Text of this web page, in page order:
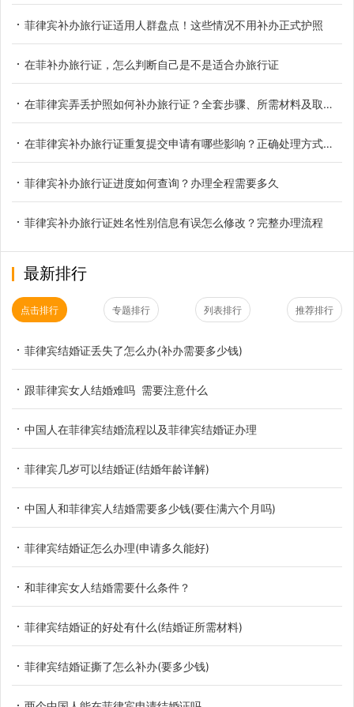
菲律宾补办旅行证适用人群盘点！这些情况不用补办正式护照
在菲补办旅行证，怎么判断自己是不是适合办旅行证
在菲律宾弄丢护照如何补办旅行证？全套步骤、所需材料及取证时长详解
在菲律宾补办旅行证重复提交申请有哪些影响？正确处理方式一览
菲律宾补办旅行证进度如何查询？办理全程需要多久
菲律宾补办旅行证姓名性别信息有误怎么修改？完整办理流程
最新排行
点击排行 专题排行 列表排行 推荐排行
菲律宾结婚证丢失了怎么办(补办需要多少钱)
跟菲律宾女人结婚难吗 需要注意什么
中国人在菲律宾结婚流程以及菲律宾结婚证办理
菲律宾几岁可以结婚证(结婚年龄详解)
中国人和菲律宾人结婚需要多少钱(要住满六个月吗)
菲律宾结婚证怎么办理(申请多久能好)
和菲律宾女人结婚需要什么条件？
菲律宾结婚证的好处有什么(结婚证所需材料)
菲律宾结婚证撕了怎么补办(要多少钱)